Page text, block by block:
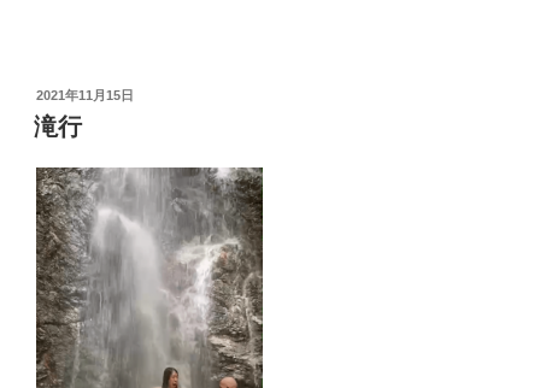
投
稿
日:
2021年11月15日
滝行